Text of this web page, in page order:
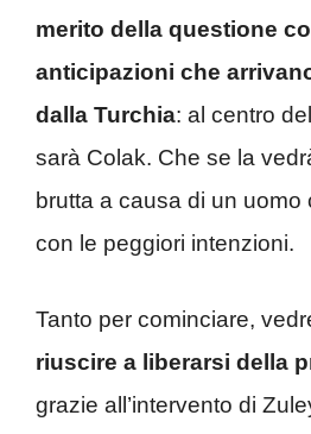
merito della questione
anticipazioni che
dalla Turchia: al centro
sarà Colak. Che se la
brutta a causa di un uomo
con le peggiori intenzioni.
Tanto per cominciare,
riuscire a liberarsi della
grazie all’intervento di